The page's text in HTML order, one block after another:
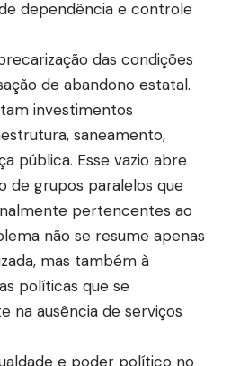
dependência e controle
das condições
de abandono estatal.
investimentos
saneamento,
pública. Esse vazio abre
de grupos paralelos que
pertencentes ao
não se resume apenas
mas também à
políticas que se
na ausência de serviços
e poder político no